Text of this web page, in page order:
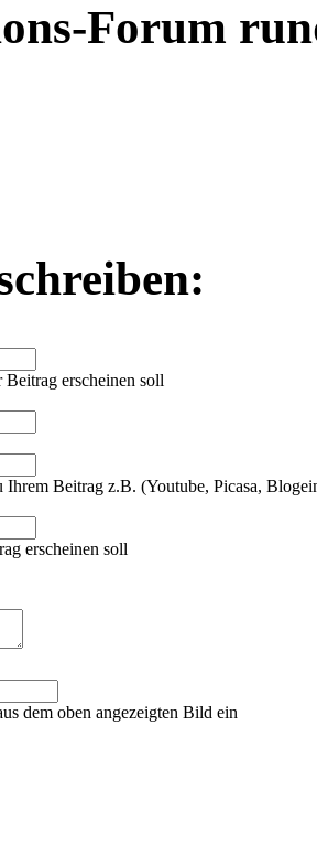
Forum
erscheinen soll
Beitrag z.B. (Youtube, Picasa,
erscheinen soll
dem oben angezeigten Bild ein